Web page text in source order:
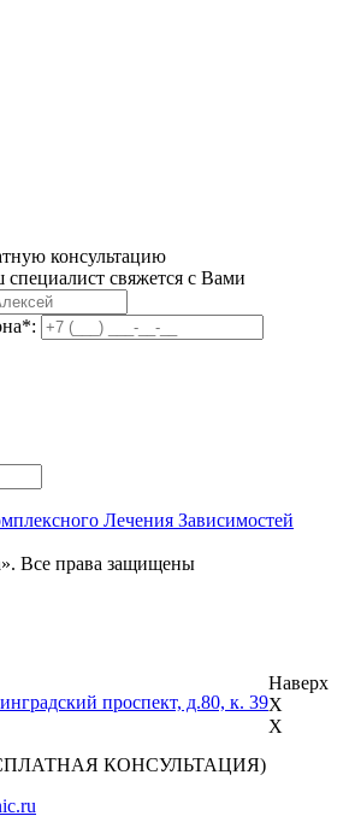
консультацию
специалист свяжется с Вами
Все права защищены
проспект, д.80, к. 39
КОНСУЛЬТАЦИЯ)
Наверх
X
X